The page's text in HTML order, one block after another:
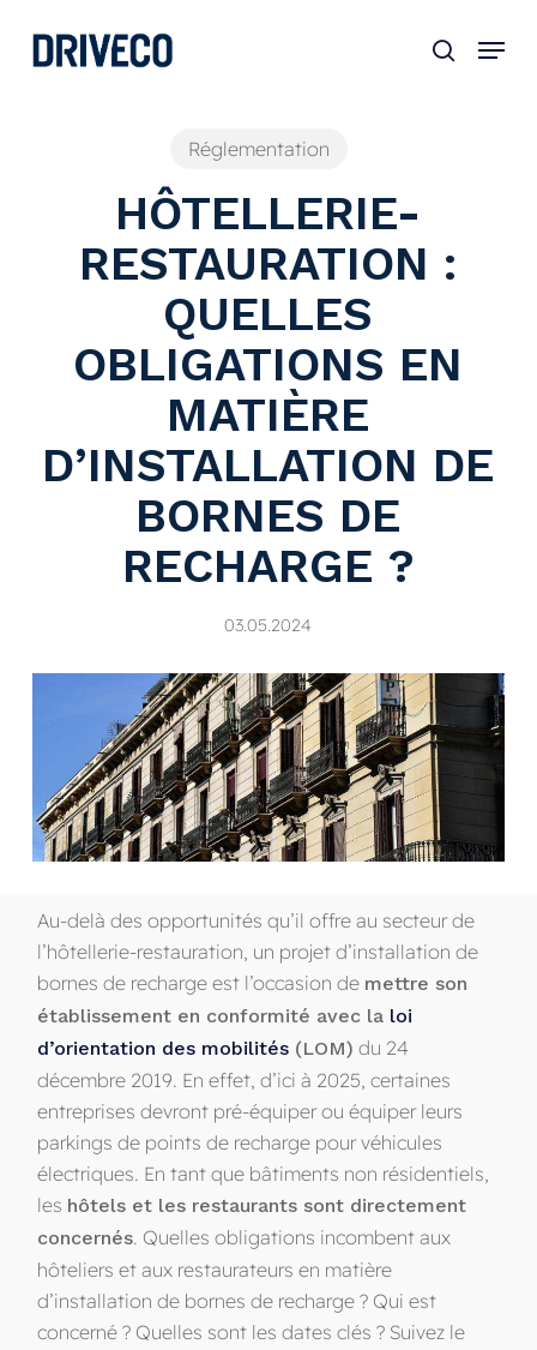
Réglementation
HÔTELLERIE-
RESTAURATION :
QUELLES
OBLIGATIONS EN
MATIÈRE
D’INSTALLATION DE
BORNES DE
RECHARGE ?
03.05.2024
Au-delà des opportunités qu’il offre au secteur de
l’hôtellerie-restauration, un projet d’installation de
bornes de recharge est l’occasion de mettre son
établissement en conformité avec la loi
d’orientation des mobilités (LOM) du 24
décembre 2019. En effet, d’ici à 2025, certaines
entreprises devront pré-équiper ou équiper leurs
parkings de points de recharge pour véhicules
électriques. En tant que bâtiments non résidentiels,
les hôtels et les restaurants sont directement
concernés. Quelles obligations incombent aux
hôteliers et aux restaurateurs en matière
d’installation de bornes de recharge ? Qui est
concerné ? Quelles sont les dates clés ? Suivez le